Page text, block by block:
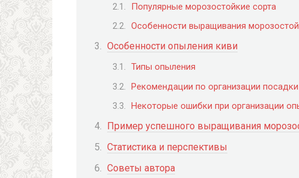
Популярные морозостойкие сорта
Особенности выращивания
Особенности опыления киви
Типы опыления
Рекомендации по организации
Некоторые ошибки при организации
Пример успешного выращивания
Статистика и перспективы
Советы автора